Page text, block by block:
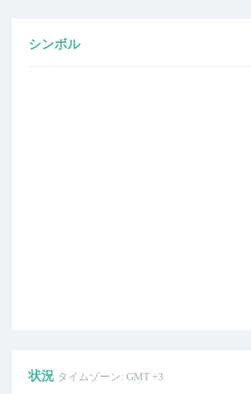
シンボル
状況 タイムゾーン: GMT +3